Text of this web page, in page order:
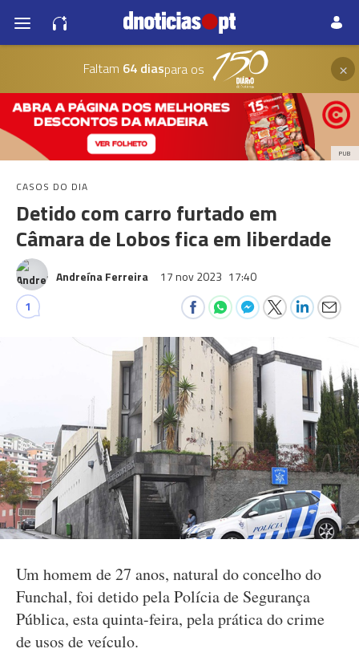
Faltam 64 diaspara os ×
PUB
CASOS DO DIA
Detido com carro furtado em
Câmara de Lobos fica em liberdade
Andreína Ferreira 17 nov 2023 17:40
1
Um homem de 27 anos, natural do concelho do
Funchal, foi detido pela Polícia de Segurança
Pública, esta quinta-feira, pela prática do crime
de usos de veículo.